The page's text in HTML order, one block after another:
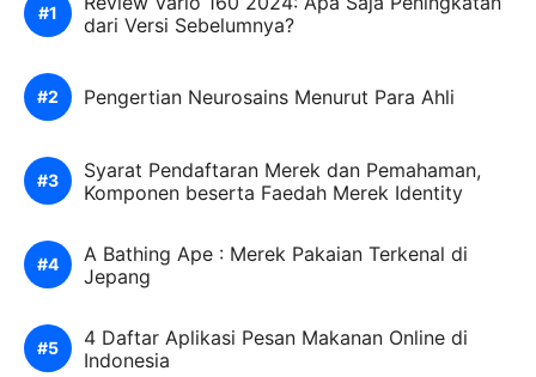
dari Versi Sebelumnya?
Pengertian Neurosains Menurut Para Ahli
Syarat Pendaftaran Merek dan Pemahaman,
Komponen beserta Faedah Merek Identity
A Bathing Ape : Merek Pakaian Terkenal di
Jepang
4 Daftar Aplikasi Pesan Makanan Online di
Indonesia